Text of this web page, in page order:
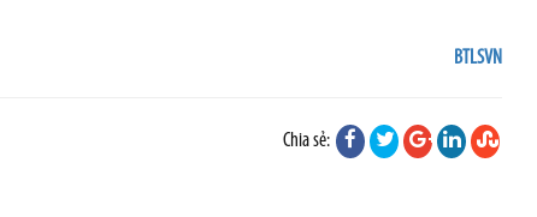
BTLSVN
Chia sẻ: